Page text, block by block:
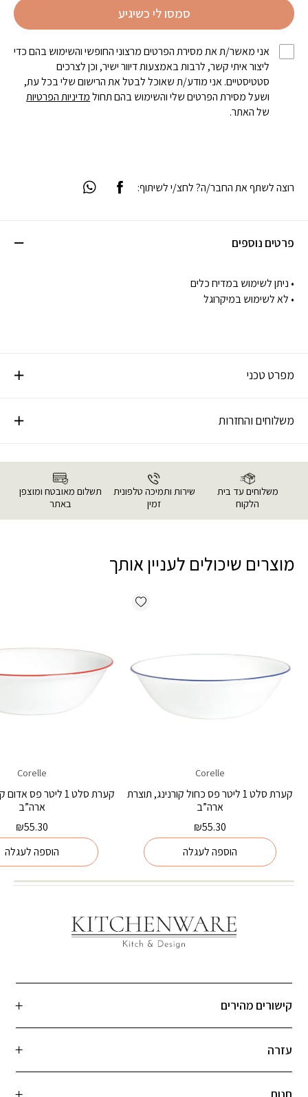
סמסו לי כשיגיע
אני מאשר/ת את מסירת הפרטים מרצוני החופשי והשימוש בהם כדי
ליצור איתי קשר, לרבות באמצעות דיוור ישיר, וכן לצרכים
סטטיסטיים. אני מודע/ת שאוכל לבטל את הרישום שלי בכל עת,
ושעל מסירת הפרטים שלי והשימוש בהם תחולמדיניות הפרטיות
של האתר.
פרטים נוספים
• ניתן לשימוש במדיח כלים
• לא לשימוש במיקרוגל
מפרט טכני
משלוחים והחזרות
משלוחים עד בית
הלקוח
שירות ותמיכה טלפונית
זמין
תשלום מאובטח ומוצפן
באתר
רוצה לשתף את החבר/ה? לחצ/י לשיתוף:
מוצרים שיכולים לעניין אותך
Add wishlist
Corelle
קערת סלט 1 ליטר פס כחול קורנינג, תוצרת
ארה”ב
₪55.30
הוספה לעגלה
Corelle
קערת סלט 1 ליטר פס
ארה”ב
₪55.30
הוספה לעגלה
קישורים מהירים
עזרה